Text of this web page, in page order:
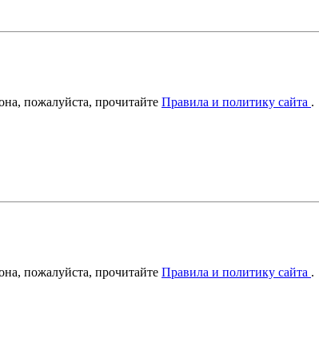
пожалуйста, прочитайте Правила и политику сайта .
пожалуйста, прочитайте Правила и политику сайта .